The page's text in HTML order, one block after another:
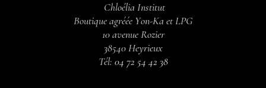
Chloélia Institut
Boutique agréée Yon-Ka et LPG
10 avenue Rozier
38540 Heyrieux
Tél: 04 72 54 42 38